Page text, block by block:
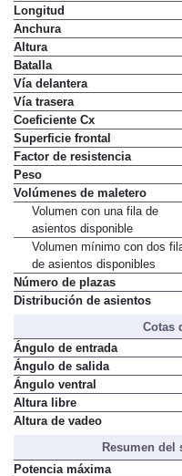
Longitud
Anchura
Altura
Batalla
Vía delantera
Vía trasera
Coeficiente Cx
Superficie frontal
Factor de resistencia
Peso
Volúmenes de maletero
Volumen con una fila de
asientos disponible
Volumen mínimo con dos
de asientos disponibles
Número de plazas
Distribución de asientos
Cotas
Ángulo de entrada
Ángulo de salida
Ángulo ventral
Altura libre
Altura de vadeo
Resumen del
Potencia máxima